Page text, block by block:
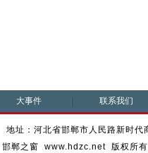
大事件 联系我们
地址：河北省邯郸市人民路新时
邯郸之窗 www.hdzc.net 版权所有